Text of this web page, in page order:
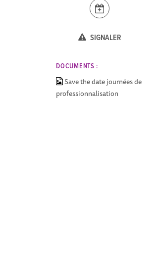
SIGNALER
DOCUMENTS :
Save the date journées de
professionnalisation